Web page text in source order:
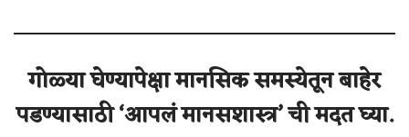
गोळ्या घेण्यापेक्षा मानसिक समस्येतून बाहेर
पडण्यासाठी ‘आपलं मानसशास्त्र’ ची मदत घ्या.